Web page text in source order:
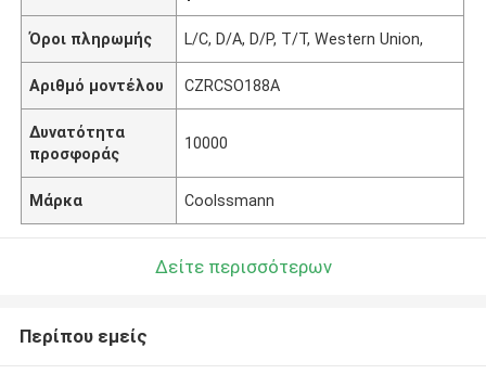
Όροι πληρωμής L/C, D/A, D/P, T/T, Western Union,
Αριθμό μοντέλου CZRCSO188A
Δυνατότητα
προσφοράς
10000
Μάρκα Coolssmann
Δείτε περισσότερων
Περίπου εμείς